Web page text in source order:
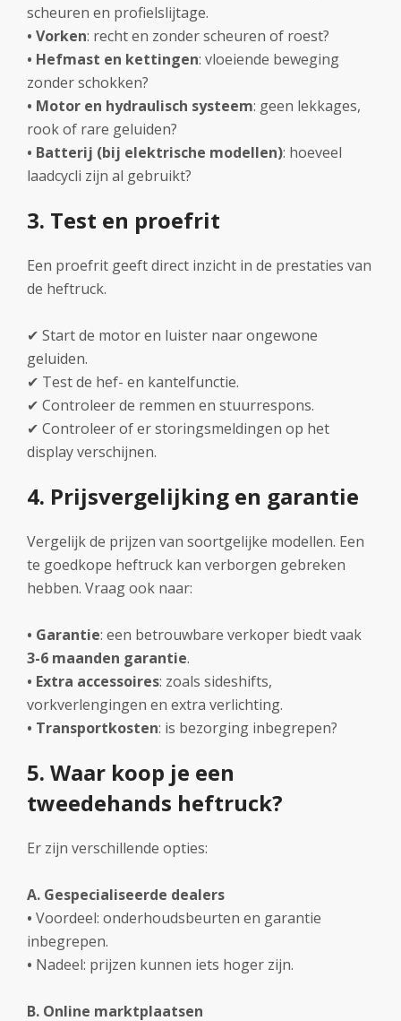
scheuren en profielslijtage.
• Vorken: recht en zonder scheuren of roest?
• Hefmast en kettingen: vloeiende beweging
zonder schokken?
• Motor en hydraulisch systeem: geen lekkages,
rook of rare geluiden?
• Batterij (bij elektrische modellen): hoeveel
laadcycli zijn al gebruikt?
3. Test en proefrit
Een proefrit geeft direct inzicht in de prestaties van
de heftruck.
✔ Start de motor en luister naar ongewone
geluiden.
✔ Test de hef- en kantelfunctie.
✔ Controleer de remmen en stuurrespons.
✔ Controleer of er storingsmeldingen op het
display verschijnen.
4. Prijsvergelijking en garantie
Vergelijk de prijzen van soortgelijke modellen. Een
te goedkope heftruck kan verborgen gebreken
hebben. Vraag ook naar:
• Garantie: een betrouwbare verkoper biedt vaak
3-6 maanden garantie.
• Extra accessoires: zoals sideshifts,
vorkverlengingen en extra verlichting.
• Transportkosten: is bezorging inbegrepen?
5. Waar koop je een
tweedehands heftruck?
Er zijn verschillende opties:
A. Gespecialiseerde dealers
• Voordeel: onderhoudsbeurten en garantie
inbegrepen.
• Nadeel: prijzen kunnen iets hoger zijn.
B. Online marktplaatsen